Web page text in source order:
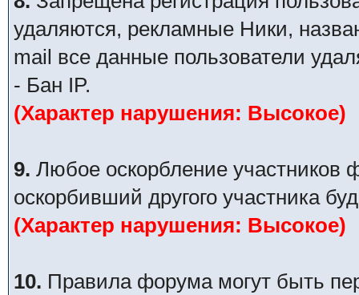
удаляются, рекламные Ники,
mail все данные пользователи
- Бан IP.
(Характер нарушения: Высокое)
9. Любое оскорбление участников
оскорбивший другого участника
(Характер нарушения: Высокое)
10. Правила форума могут быть